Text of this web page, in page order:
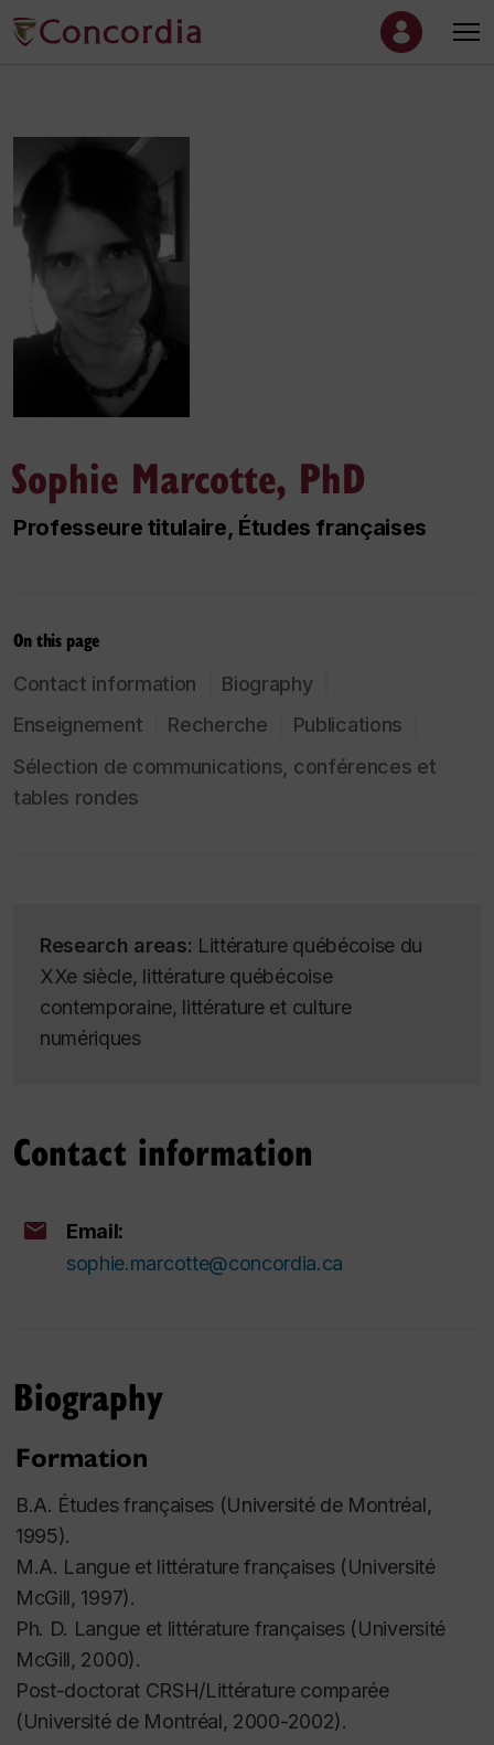
Sophie Marcotte, PhD
Professeure titulaire, Études françaises
On this page
Contact information
Biography
Enseignement
Recherche
Publications
Sélection de communications, conférences et
tables rondes
Research areas: Littérature québécoise du
XXe siècle, littérature québécoise
contemporaine, littérature et culture
numériques
Contact information
Email:
sophie.marcotte@concordia.ca
Biography
Formation
B.A. Études françaises (Université de Montréal,
1995).
M.A. Langue et littérature françaises (Université
McGill, 1997).
Ph. D. Langue et littérature françaises (Université
McGill, 2000).
Post-doctorat CRSH/Littérature comparée
(Université de Montréal, 2000-2002).